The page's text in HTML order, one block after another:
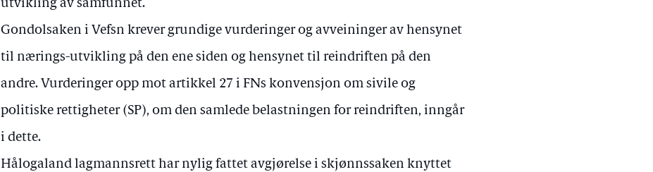
utvikling av samfunnet.
Gondolsaken i Vefsn krever grundige vurderinger og avveininger av hensynet
til nærings-utvikling på den ene siden og hensynet til reindriften på den
andre. Vurderinger opp mot artikkel 27 i FNs konvensjon om sivile og
politiske rettigheter (SP), om den samlede belastningen for reindriften, inngår
i dette.
Hålogaland lagmannsrett har nylig fattet avgjørelse i skjønnssaken knyttet